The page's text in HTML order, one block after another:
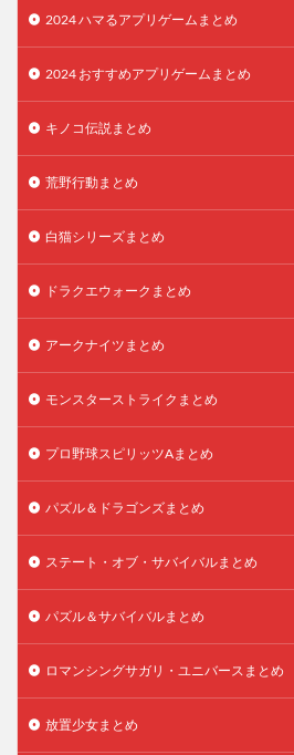
2024 ハマるアプリゲームまとめ
2024 おすすめアプリゲームまとめ
キノコ伝説まとめ
荒野行動まとめ
白猫シリーズまとめ
ドラクエウォークまとめ
アークナイツまとめ
モンスターストライクまとめ
プロ野球スピリッツAまとめ
パズル＆ドラゴンズまとめ
ステート・オブ・サバイバルまとめ
パズル＆サバイバルまとめ
ロマンシングサガリ・ユニバースまとめ
放置少女まとめ